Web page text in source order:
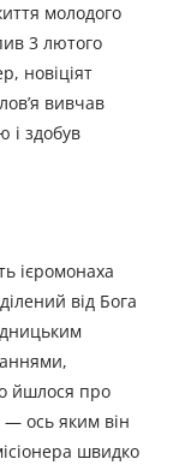
молодого
3 лютого
новіціят
вивчав
і здобув
ієромонаха
від Бога
йшлося про
— ось яким він
швидко